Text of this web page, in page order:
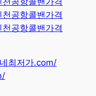
공항콜밴가격
공항콜밴가격
최저가.com/